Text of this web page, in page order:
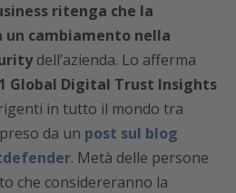
ritenga che la
un cambiamento nella
dell’azienda. Lo afferma
Global Digital Trust Insights
in tutto il mondo tra
da un post sul blog
. Metà delle persone
che considereranno la